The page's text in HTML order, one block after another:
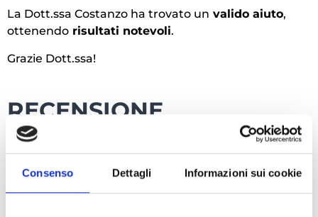
Consenso Dettagli Informazioni sui cookie
La Dott.ssa Costanzo ha trovato un valido aiuto,
ottenendo risultati notevoli.
Grazie Dott.ssa!
RECENSIONE
METATASSE – MATTEO
VERONESI